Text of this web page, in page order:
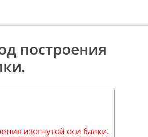
построения
изогнутой оси балки.